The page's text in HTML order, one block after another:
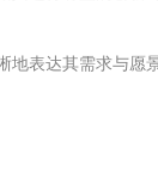
地表达其需求与愿